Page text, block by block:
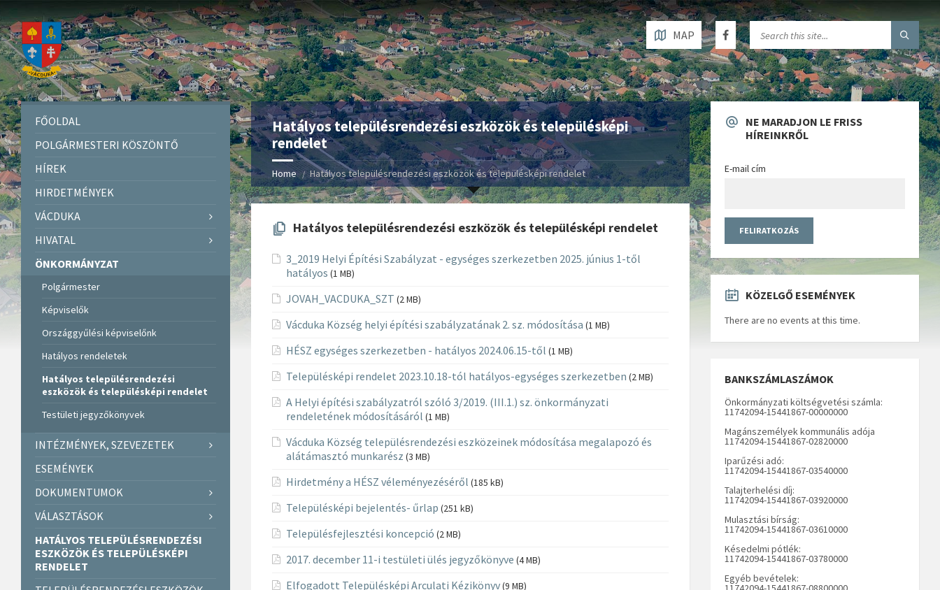
MAP
Hatályos településrendezési eszközök és településképi
rendelet
Home Hatályos településrendezési eszközök és településképi rendelet
Hatályos településrendezési eszközök és településképi rendelet
3_2019 Helyi Építési Szabályzat - egységes szerkezetben 2025. június 1-től
hatályos (1 MB)
JOVAH_VACDUKA_SZT (2 MB)
Vácduka Község helyi építési szabályzatának 2. sz. módosítása (1 MB)
HÉSZ egységes szerkezetben - hatályos 2024.06.15-től (1 MB)
Településképi rendelet 2023.10.18-tól hatályos-egységes szerkezetben (2 MB)
A Helyi építési szabályzatról szóló 3/2019. (III.1.) sz. önkormányzati
rendeletének módosításáról (1 MB)
Vácduka Község településrendezési eszközeinek módosítása megalapozó és
alátámasztó munkarész (3 MB)
Hirdetmény a HÉSZ véleményezéséről (185 kB)
Településképi bejelentés- űrlap (251 kB)
Településfejlesztési koncepció (2 MB)
2017. december 11-i testületi ülés jegyzőkönyve (4 MB)
Elfogadott Településképi Arculati Kézikönyv (9 MB)
FŐOLDAL
POLGÁRMESTERI KÖSZÖNTŐ
HÍREK
HIRDETMÉNYEK
VÁCDUKA
HIVATAL
ÖNKORMÁNYZAT
Polgármester
Képviselők
Országgyűlési képviselőnk
Hatályos rendeletek
Hatályos településrendezési
eszközök és településképi rendelet
Testületi jegyzőkönyvek
INTÉZMÉNYEK, SZEVEZETEK
ESEMÉNYEK
DOKUMENTUMOK
VÁLASZTÁSOK
HATÁLYOS TELEPÜLÉSRENDEZÉSI
ESZKÖZÖK ÉS TELEPÜLÉSKÉPI
RENDELET
NE MARADJON LE FRISS
HÍREINKRŐL
E-mail cím
KÖZELGŐ ESEMÉNYEK
There are no events at this time.
BANKSZÁMLASZÁMOK
Önkormányzati költségvetési számla:
11742094-15441867-00000000
Magánszemélyek kommunális adója
11742094-15441867-02820000
Iparűzési adó:
11742094-15441867-03540000
Talajterhelési díj:
11742094-15441867-03920000
Mulasztási bírság:
11742094-15441867-03610000
Késedelmi pótlék:
11742094-15441867-03780000
Egyéb bevételek: